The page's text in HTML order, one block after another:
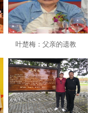
叶楚梅：父亲的遗教